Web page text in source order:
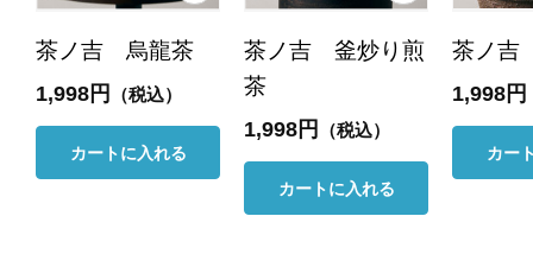
茶ノ吉 烏龍茶
1,998円 （税込）
カートに入れる
茶ノ吉 釜炒り煎
茶
1,998円 （税込）
カートに入れる
茶ノ
1,998円
カー